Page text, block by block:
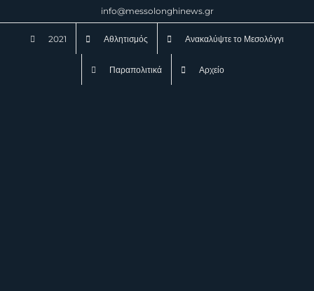
info@messolonghinews.gr
2021 Αθλητισμός Ανακαλύψτε το Μεσολόγγι
Παραπολιτικά Αρχείο